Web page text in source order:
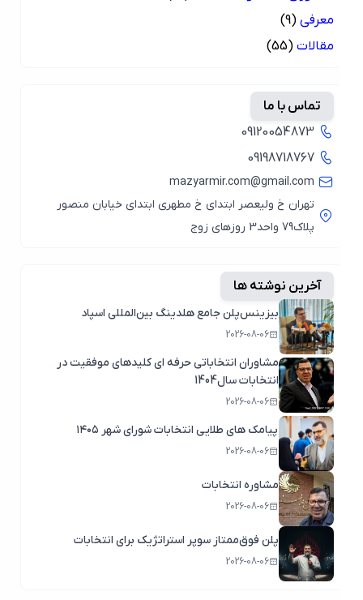
معرفی (9)
مقالات (55)
تماس با ما
09120054873
09198718767
mazyarmir.com@gmail.com
تهران خ ولیعصر ابتدای خ مطهری ابتدای خیابان منصور
آخرین نوشته ها
بیزینس‌پلن جامع هلدینگ بین‌المللی اسپاد
2026-08-06
مشاوران انتخاباتی حرفه ای کلیدهای موفقیت در
انتخابات سال1404
2026-08-06
پیامک های طلایی انتخابات شورای شهر ۱۴۰۵
2026-08-06
مشاوره انتخابات
2026-08-06
پلن فوق‌ممتاز سوپر استراتژیک برای انتخابات
2026-08-06